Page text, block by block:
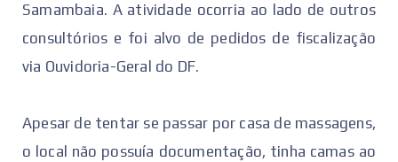
Samambaia. A atividade ocorria ao lado de outros
consultórios e foi alvo de pedidos de fiscalização
via Ouvidoria-Geral do DF.
Apesar de tentar se passar por casa de massagens,
o local não possuía documentação, tinha camas ao